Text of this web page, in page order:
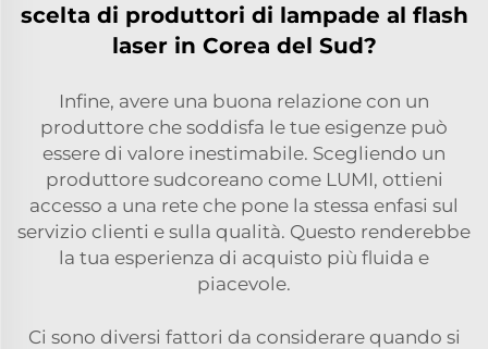
scelta di produttori di lampade al flash
laser in Corea del Sud?
Infine, avere una buona relazione con un
produttore che soddisfa le tue esigenze può
essere di valore inestimabile. Scegliendo un
produttore sudcoreano come LUMI, ottieni
accesso a una rete che pone la stessa enfasi sul
servizio clienti e sulla qualità. Questo renderebbe
la tua esperienza di acquisto più fluida e
piacevole.
Ci sono diversi fattori da considerare quando si